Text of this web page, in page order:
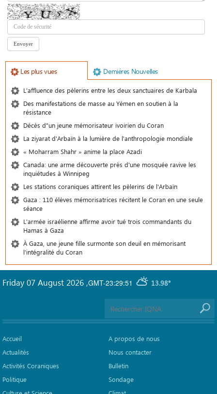
Les plus vues Demiéres Nouvelles
L'affluence des pèlerins entre les deux sanctuaires de Karbala
Des manifestations de masse au Yémen en soutien à la
résistance
Décès d"un jeune mémorisateur ivoirien du Coran
La ziyarat d'Arbaïn à la lumière de l'anthropologie mondiale
« Moharram Shahr » anime la place Azadi
Canada: une arme découverte près d'une mosquée ravive les
inquiétudes à Winnipeg
Les stations coraniques attirent les pèlerins de l'Arbaïn
Gaza : 110 élèves mémorisatrices récitent le Coran en une seule
séance
L'armée israélienne affirme avoir tué trois commandants du
Hamas à Gaza
À Gaza, une jeune fille surmonte son deuil en mémorisant
l’intégralité du Coran
GMT-23:29:51 13.98°
Friday 07 August 2026 ,
Accueil
Actualités
Activités Coraniques
Politique
A propos de nous
Nous contacter
Bulletin
Sondage